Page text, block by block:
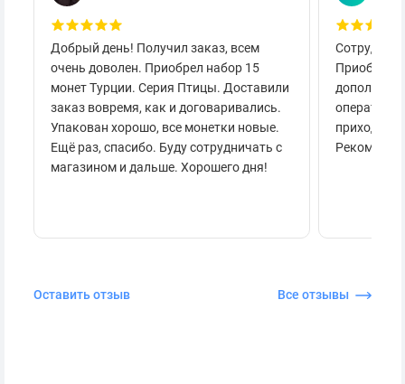
Добрый день! Получил заказ, всем
очень доволен. Приобрел набор 15
монет Турции. Серия Птицы. Доставили
заказ вовремя, как и договаривались.
Упакован хорошо, все монетки новые.
Ещё раз, спасибо. Буду сотрудничать с
магазином и дальше. Хорошего дня!
приходило
Оставить отзыв Все отзывы